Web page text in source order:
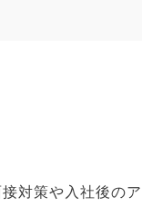
対策や入社後の